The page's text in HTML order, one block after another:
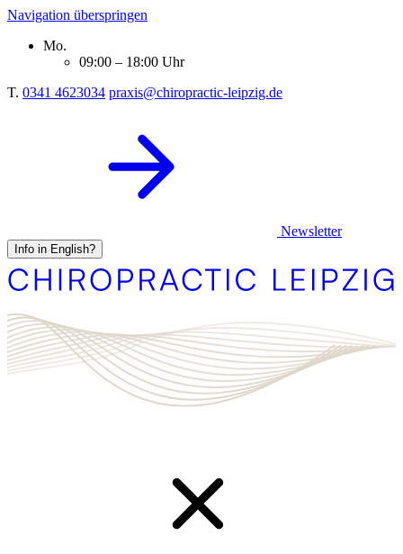
Navigation überspringen
Mo.
09:00 – 18:00 Uhr
T. 0341 4623034 praxis@chiropractic-leipzig.de
Newsletter
Info in English?